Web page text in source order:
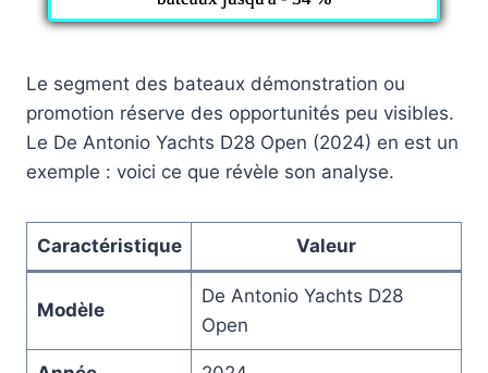
Le segment des bateaux démonstration ou
promotion réserve des opportunités peu visibles.
Le De Antonio Yachts D28 Open (2024) en est un
exemple : voici ce que révèle son analyse.
Caractéristique Valeur
Modèle
De Antonio Yachts D28
Open